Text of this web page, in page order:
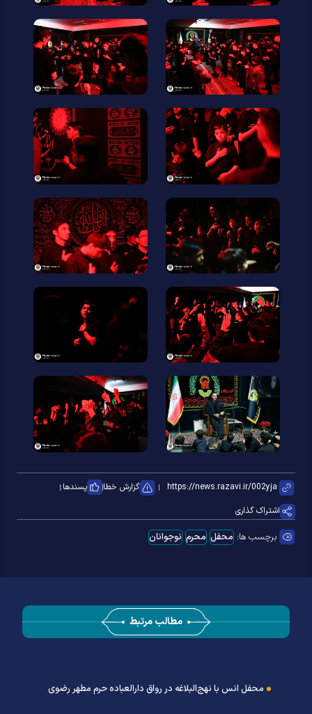
گزارش خطا
پسندها:
اشتراک گذاری
برچسب ها: محفل محرم نوجوانان
مطالب مرتبط
محفل انس با نهج‌البلاغه در رواق دارالعباده حرم مطهر رضوی